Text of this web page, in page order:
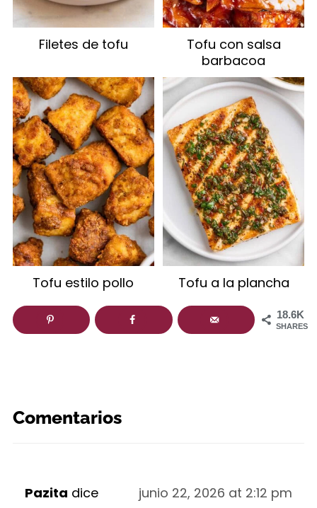
Filetes de tofu
Tofu con salsa
barbacoa
Tofu estilo pollo Tofu a la plancha
18.6K
SHARES
Comentarios
Pazita dice junio 22, 2026 at 2:12 pm